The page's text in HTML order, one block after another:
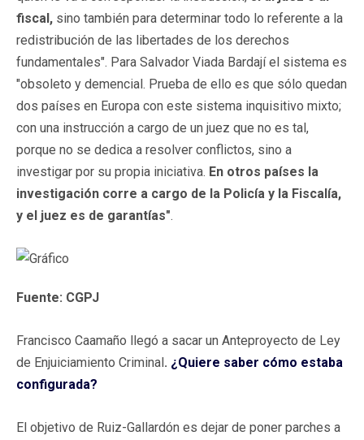
fiscal, sino también para determinar todo lo referente a la
redistribución de las libertades de los derechos
fundamentales". Para Salvador Viada Bardají el sistema es
"obsoleto y demencial. Prueba de ello es que sólo quedan
dos países en Europa con este sistema inquisitivo mixto;
con una instrucción a cargo de un juez que no es tal,
porque no se dedica a resolver conflictos, sino a
investigar por su propia iniciativa. En otros países la
investigación corre a cargo de la Policía y la Fiscalía,
y el juez es de garantías".
Fuente: CGPJ
Francisco Caamaño llegó a sacar un Anteproyecto de Ley
de Enjuiciamiento Criminal. ¿Quiere saber cómo estaba
configurada?
El objetivo de Ruiz-Gallardón es dejar de poner parches a